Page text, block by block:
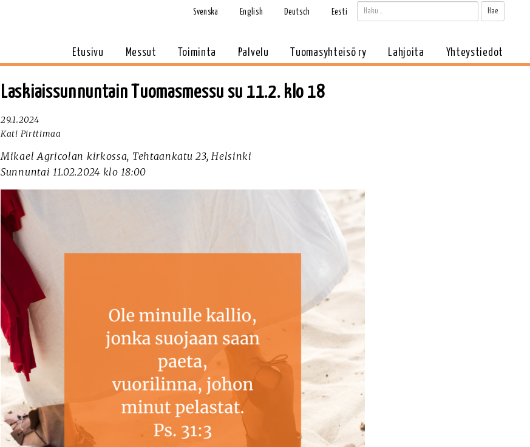
Haku:
Svenska English Deutsch Eesti
Etusivu Messut Toiminta Palvelu Tuomasyhteisö ry Lahjoita Yhteystiedot
Laskiaissunnuntain Tuomasmessu su 11.2. klo 18
29.1.2024
Kati Pirttimaa
Mikael Agricolan kirkossa, Tehtaankatu 23, Helsinki
Sunnuntai 11.02.2024 klo 18:00